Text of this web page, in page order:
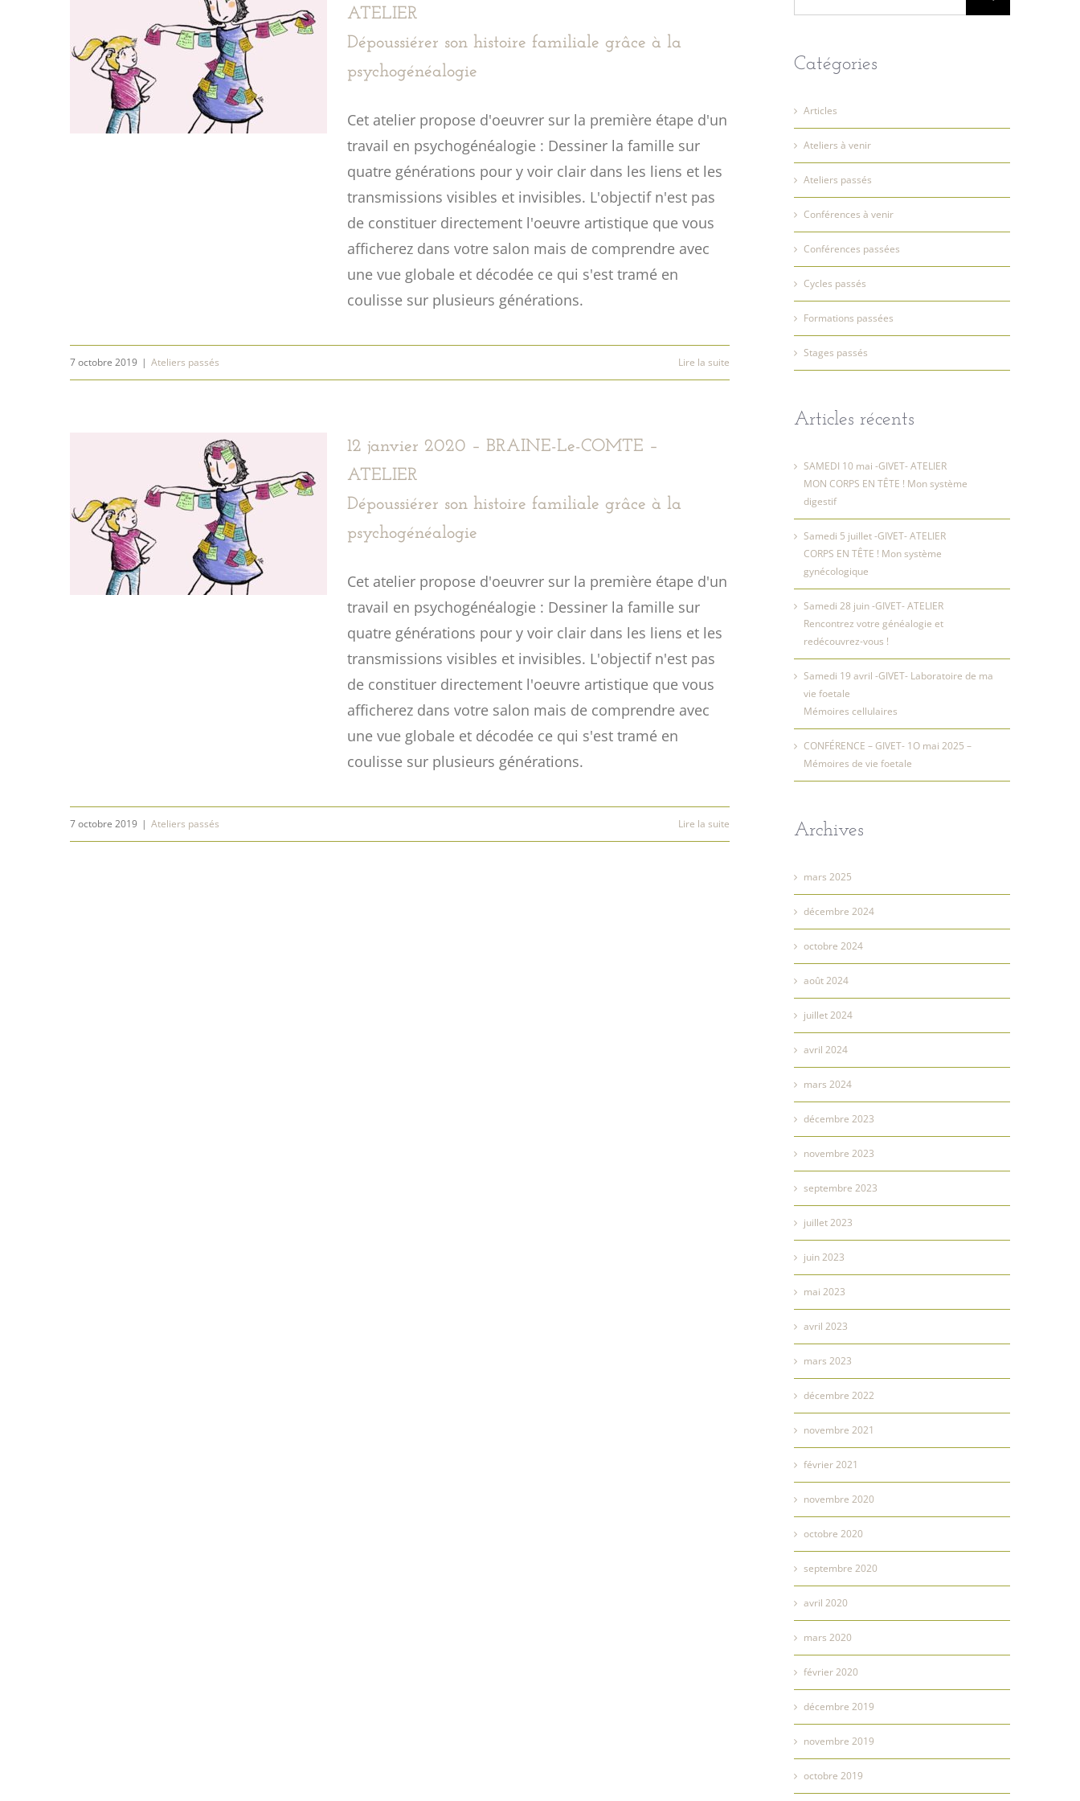
ATELIER
Dépoussiérer son histoire familiale grâce à la
psychogénéalogie
Cet atelier propose d'oeuvrer sur la première étape d'un
travail en psychogénéalogie : Dessiner la famille sur
quatre générations pour y voir clair dans les liens et les
transmissions visibles et invisibles. L'objectif n'est pas
de constituer directement l'oeuvre artistique que vous
afficherez dans votre salon mais de comprendre avec
une vue globale et décodée ce qui s'est tramé en
coulisse sur plusieurs générations.
7 octobre 2019 | Ateliers passés Lire la suite
12 janvier 2020 – BRAINE-Le-COMTE –
ATELIER
Dépoussiérer son histoire familiale grâce à la
psychogénéalogie
Cet atelier propose d'oeuvrer sur la première étape d'un
travail en psychogénéalogie : Dessiner la famille sur
quatre générations pour y voir clair dans les liens et les
transmissions visibles et invisibles. L'objectif n'est pas
de constituer directement l'oeuvre artistique que vous
afficherez dans votre salon mais de comprendre avec
une vue globale et décodée ce qui s'est tramé en
coulisse sur plusieurs générations.
7 octobre 2019 | Ateliers passés Lire la suite
Catégories
Articles
Ateliers à venir
Ateliers passés
Conférences à venir
Conférences passées
Cycles passés
Formations passées
Stages passés
Articles récents
SAMEDI 10 mai -GIVET- ATELIER
MON CORPS EN TÊTE ! Mon système
digestif
Samedi 5 juillet -GIVET- ATELIER
CORPS EN TÊTE ! Mon système
gynécologique
Samedi 28 juin -GIVET- ATELIER
Rencontrez votre généalogie et
redécouvrez-vous !
Samedi 19 avril -GIVET- Laboratoire de ma
vie foetale
Mémoires cellulaires
CONFÉRENCE – GIVET- 1O mai 2025 –
Mémoires de vie foetale
Archives
mars 2025
décembre 2024
octobre 2024
août 2024
juillet 2024
avril 2024
mars 2024
décembre 2023
novembre 2023
septembre 2023
juillet 2023
juin 2023
mai 2023
avril 2023
mars 2023
décembre 2022
novembre 2021
février 2021
novembre 2020
octobre 2020
septembre 2020
avril 2020
mars 2020
février 2020
décembre 2019
novembre 2019
octobre 2019